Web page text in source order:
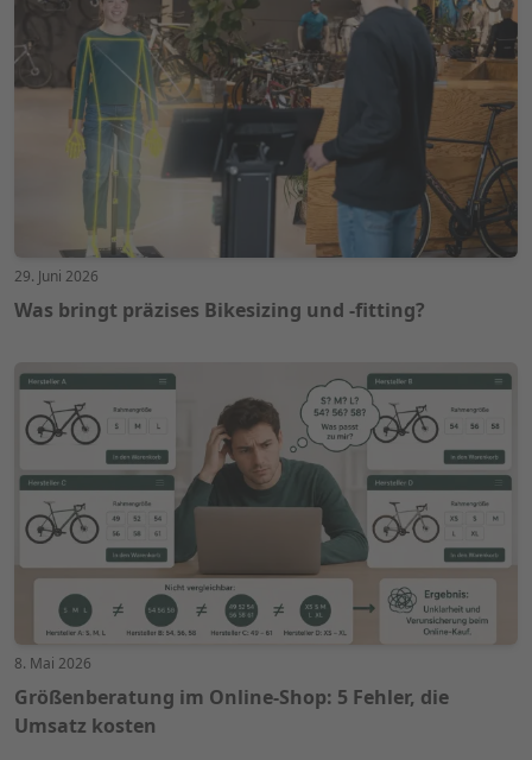
29. Juni 2026
Was bringt präzises Bikesizing und -fitting?
8. Mai 2026
Größenberatung im Online-Shop: 5 Fehler, die
Umsatz kosten